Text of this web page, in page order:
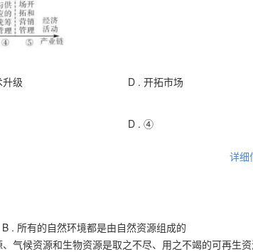
级 D . 开拓市场
D . ④
详细
B . 所有的自然环境都是由自然资源组成的
气候资源和生物资源是取之不尽、用之不竭的可再生